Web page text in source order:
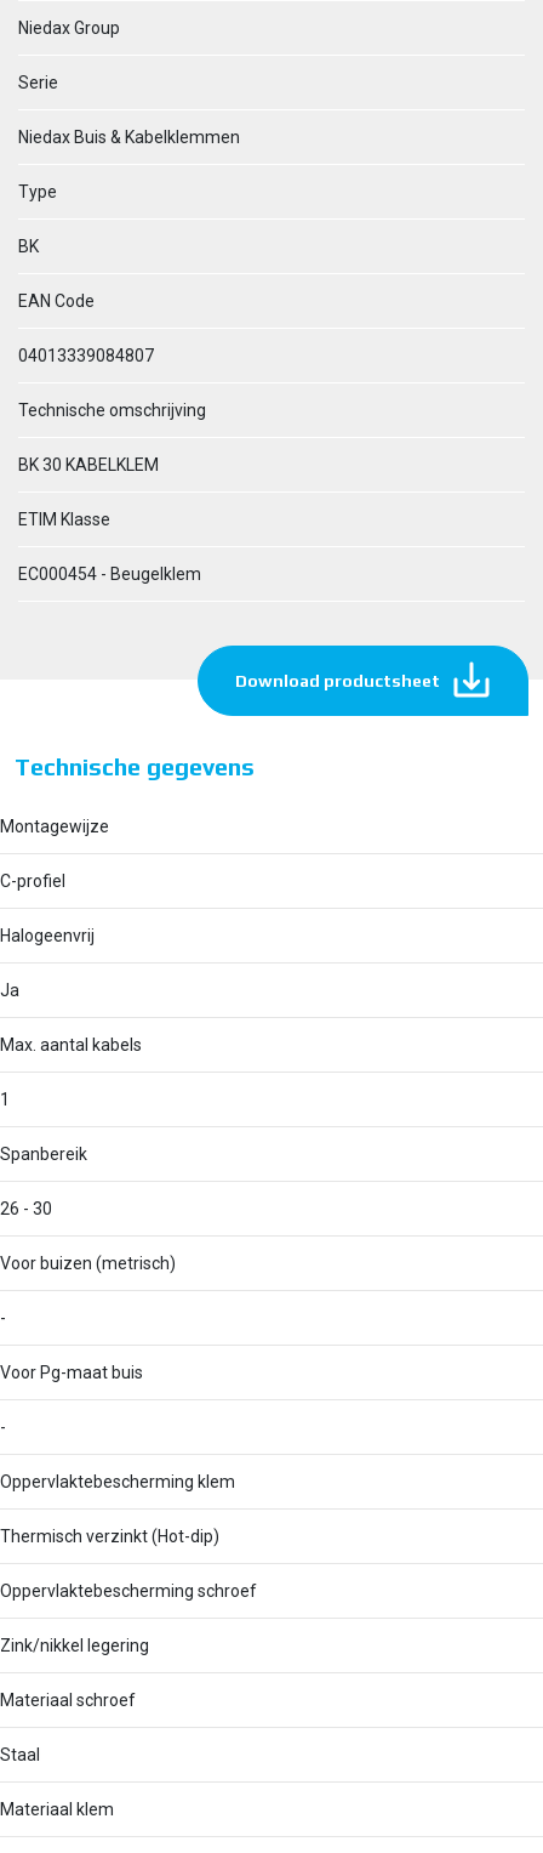
Niedax Group
Serie
Niedax Buis & Kabelklemmen
Type
BK
EAN Code
04013339084807
Technische omschrijving
BK 30 KABELKLEM
ETIM Klasse
EC000454 - Beugelklem
Download productsheet
Technische gegevens
Montagewijze
C-profiel
Halogeenvrij
Ja
Max. aantal kabels
1
Spanbereik
26 - 30
Voor buizen (metrisch)
-
Voor Pg-maat buis
-
Oppervlaktebescherming klem
Thermisch verzinkt (Hot-dip)
Oppervlaktebescherming schroef
Zink/nikkel legering
Materiaal schroef
Staal
Materiaal klem